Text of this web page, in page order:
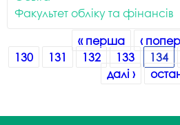
Факультет обліку та фінансів
« перша ‹
130
131 132 133 134
далі ›